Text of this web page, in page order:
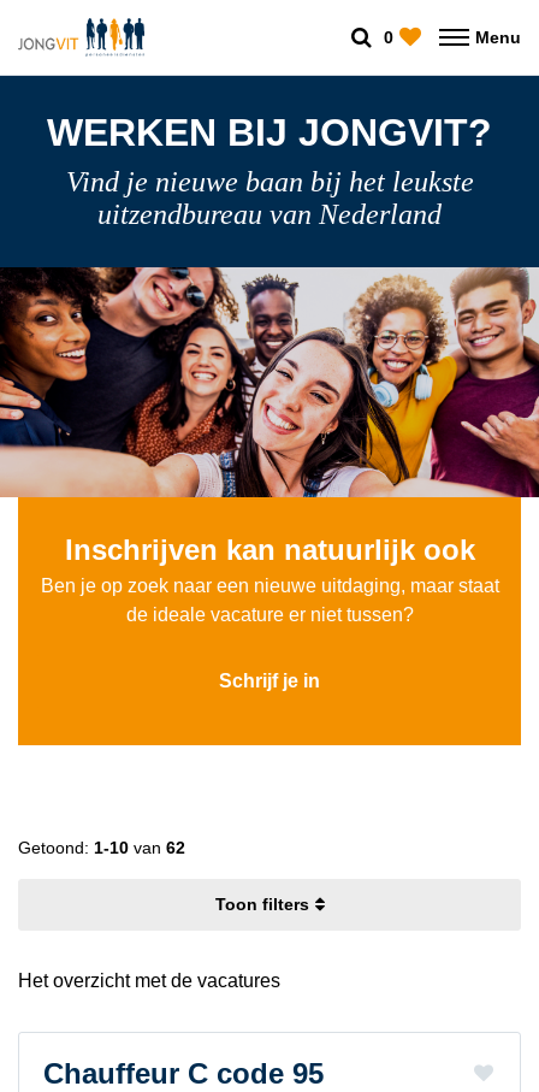
0 Menu
WERKEN BIJ JONGVIT?
Vind je nieuwe baan bij het leukste
uitzendbureau van Nederland
Inschrijven kan natuurlijk ook
Ben je op zoek naar een nieuwe uitdaging, maar staat
de ideale vacature er niet tussen?
Schrijf je in
Getoond: 1-10 van 62
filters
Het overzicht met de vacatures
Chauffeur C code 95